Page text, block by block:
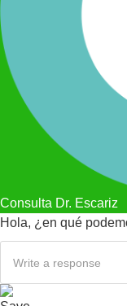
Consulta Dr. Escariz
Hola, ¿en qué